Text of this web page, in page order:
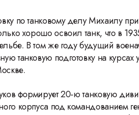
по танковому делу Михаилу
хорошо освоил танк, что в
В том же году будущий
танковую подготовку на
формирует 20-ю танковую
корпуса под командованием